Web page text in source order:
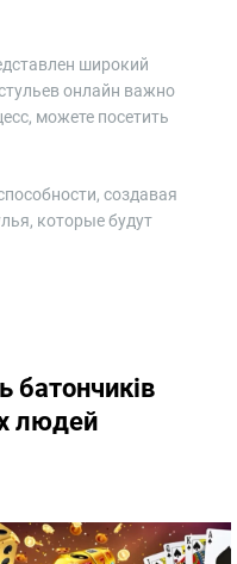
широкий
онлайн важно
можете посетить
создавая
которые будут
батончиків
людей